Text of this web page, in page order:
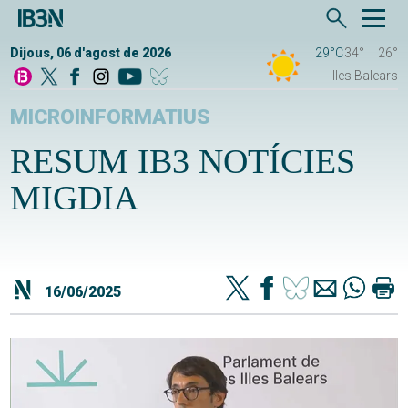
Dijous, 06 d'agost de 2026 29°C34°
26°
Illes Balears
MICROINFORMATIUS
RESUM IB3 NOTÍCIES
MIGDIA
16/06/2025